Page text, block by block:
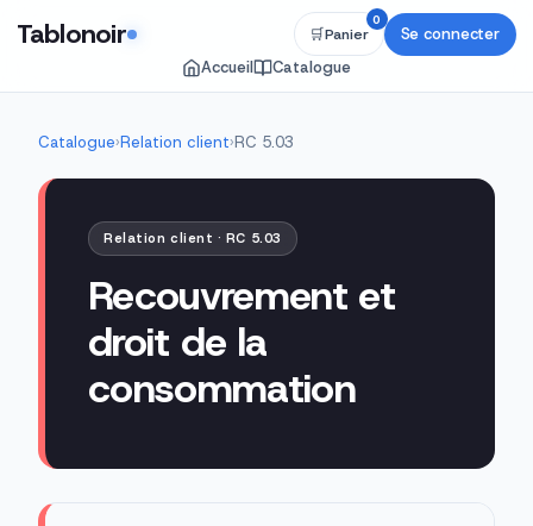
Tablonoir
Accueil Catalogue
🛒Panier
0
Se connecter
Catalogue›Relation client›RC 5.03
Relation client · RC 5.03
Recouvrement et
droit de la
consommation